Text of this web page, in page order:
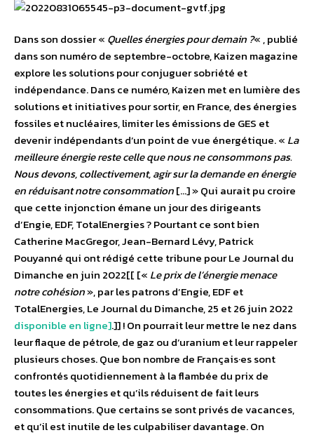
Dans son dossier « Quelles énergies pour demain ?« , publié
dans son numéro de septembre-octobre, Kaizen magazine
explore les solutions pour conjuguer sobriété et
indépendance. Dans ce numéro, Kaizen met en lumière des
solutions et initiatives pour sortir, en France, des énergies
fossiles et nucléaires, limiter les émissions de GES et
devenir indépendants d’un point de vue énergétique. « La
meilleure énergie reste celle que nous ne consommons pas.
Nous devons, collectivement, agir sur la demande en énergie
en réduisant notre consommation[…] » Qui aurait pu croire
que cette injonction émane un jour des dirigeants
d’Engie, EDF, TotalEnergies ? Pourtant ce sont bien
Catherine MacGregor, Jean-Bernard Lévy, Patrick
Pouyanné qui ont rédigé cette tribune pour Le Journal du
Dimanche en juin 2022[[ [« Le prix de l’énergie menace
notre cohésion», par les patrons d’Engie, EDF et
TotalEnergies, Le Journal du Dimanche, 25 et 26 juin 2022
disponible en ligne].]] ! On pourrait leur mettre le nez dans
leur flaque de pétrole, de gaz ou d’uranium et leur rappeler
plusieurs choses. Que bon nombre de Français·es sont
confrontés quotidiennement à la flambée du prix de
toutes les énergies et qu’ils réduisent de fait leurs
consommations. Que certains se sont privés de vacances,
et qu’il est inutile de les culpabiliser davantage. On